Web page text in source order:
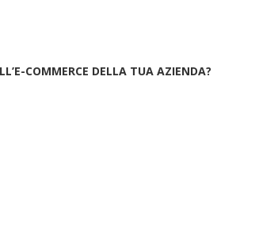
COMMERCE DELLA TUA AZIENDA?